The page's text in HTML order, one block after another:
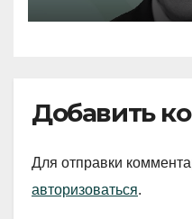
Добавить
Для отправки
авторизоваться.